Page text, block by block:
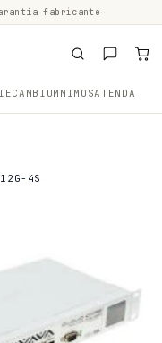
fabricante
CAMBIUM MIMOSATENDA
4S